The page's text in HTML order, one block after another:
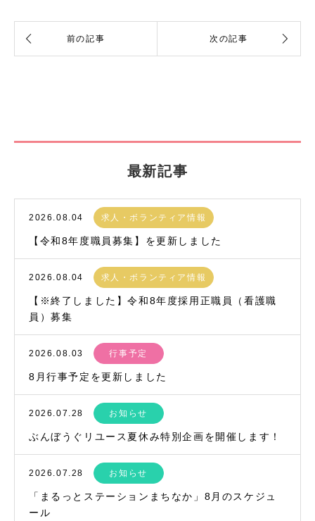
最新記事
2026.08.04 求人・ボランティア情報
【令和8年度職員募集】を更新しました
2026.08.04 求人・ボランティア情報
【※終了しました】令和8年度採用正職員（看護職
員）募集
2026.08.03 行事予定
8月行事予定を更新しました
2026.07.28 お知らせ
ぶんぼうぐリユース夏休み特別企画を開催します！
2026.07.28 お知らせ
「まるっとステーションまちなか」8月のスケジュ
ール